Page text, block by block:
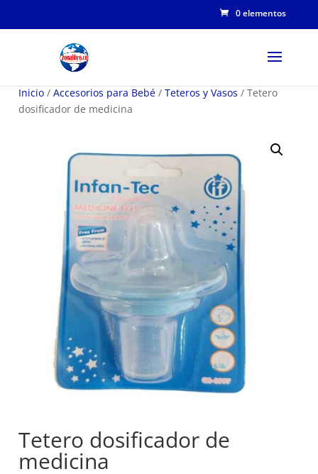
0 elementos
Inicio / Accesorios para Bebé / Teteros y Vasos / Tetero
dosificador de medicina
Tetero dosificador de
medicina